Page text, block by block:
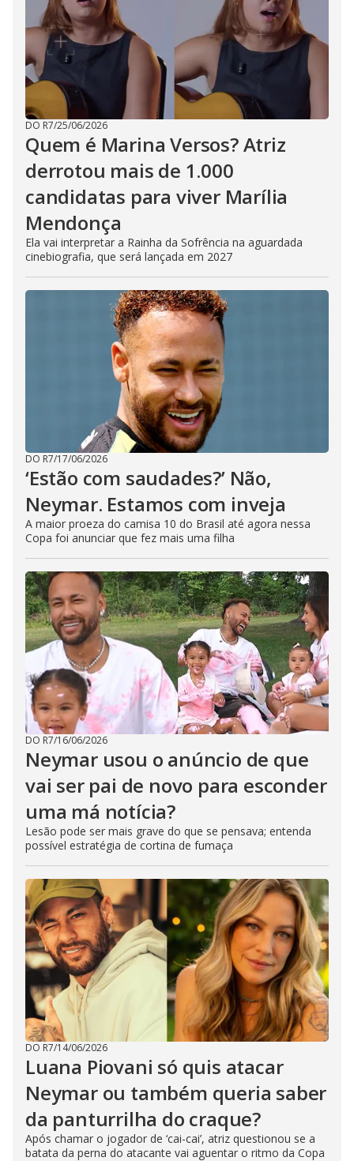
DO R7/25/06/2026
Quem é Marina Versos? Atriz
derrotou mais de 1.000
candidatas para viver Marília
Mendonça
Ela vai interpretar a Rainha da Sofrência na aguardada
cinebiografia, que será lançada em 2027
DO R7/17/06/2026
‘Estão com saudades?’ Não,
Neymar. Estamos com inveja
A maior proeza do camisa 10 do Brasil até agora nessa
Copa foi anunciar que fez mais uma filha
DO R7/16/06/2026
Neymar usou o anúncio de que
vai ser pai de novo para esconder
uma má notícia?
Lesão pode ser mais grave do que se pensava; entenda
possível estratégia de cortina de fumaça
DO R7/14/06/2026
Luana Piovani só quis atacar
Neymar ou também queria saber
da panturrilha do craque?
Após chamar o jogador de ‘cai-cai’, atriz questionou se a
batata da perna do atacante vai aguentar o ritmo da Copa